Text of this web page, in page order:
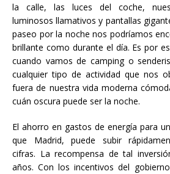
la calle, las luces del coche,
luminosos llamativos y pantallas
paseo por la noche nos podríamos
brillante como durante el día. Es por
cuando vamos de camping o
cualquier tipo de actividad que nos
fuera de nuestra vida moderna
cuán oscura puede ser la noche.
El ahorro en gastos de energía para
que Madrid, puede subir
cifras. La recompensa de tal
años. Con los incentivos del